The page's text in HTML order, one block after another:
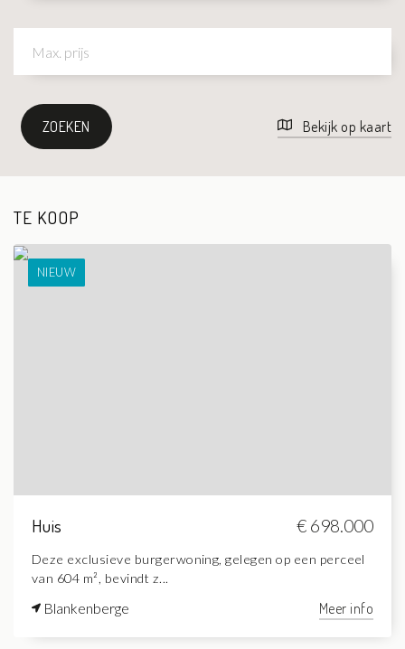
ZOEKEN Bekijk op kaart
TE KOOP
NIEUW
Huis € 698.000
Deze exclusieve burgerwoning, gelegen op een perceel
van 604 m², bevindt z...
Blankenberge Meer info